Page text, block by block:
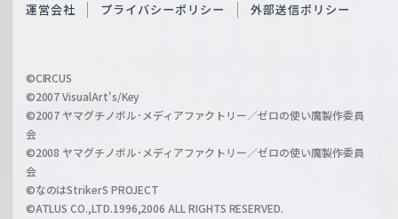
c
a
r
z
i
l
h
運営会社 プライバシーポリシー 外部送信ポリシー
©CIRCUS
©2007 VisualArt's/Key
©2007 ヤマグチノボル･メディアファクトリー／ゼロの使い魔製作委員
会
©2008 ヤマグチノボル･メディアファクトリー／ゼロの使い魔製作委員
会
©なのはStrikerS PROJECT
©ATLUS CO.,LTD.1996,2006 ALL RIGHTS RESERVED.